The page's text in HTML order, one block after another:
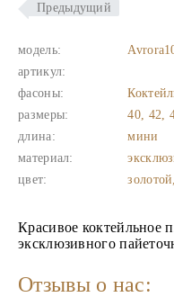
Предыдущий
модель:
артикул:
фасоны:
размеры:
40, 42,
длина:
мини
материал:
цвет:
Красивое коктейльное
эксклюзивного
Отзывы о нас: